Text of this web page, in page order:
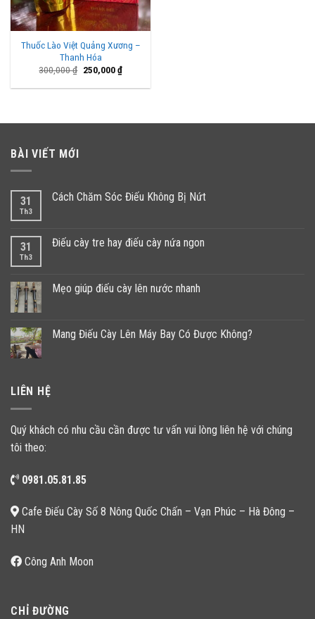
Thuốc Lào Việt Quảng Xương –
Thanh Hóa
300,000₫ Giá
là:
250,000₫Giá
hiện
tại
BÀI VIẾT MỚI
31
Th3
Cách Chăm Sóc Điếu Không Bị Nứt
31
Th3
Điếu cày tre hay điếu cày nứa ngon
Mẹo giúp điếu cày lên nước nhanh
Mang Điếu Cày Lên Máy Bay Có Được Không?
LIÊN HỆ
Quý khách có nhu cầu cần được tư vấn vui lòng liên hệ với chúng
tôi theo:
0981.05.81.85
Cafe Điếu Cày Số 8 Nông Quốc Chấn – Vạn Phúc – Hà Đông –
HN
Công Anh Moon
CHỈ ĐƯỜNG